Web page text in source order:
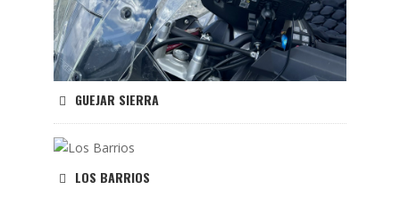
GUEJAR SIERRA
LOS BARRIOS